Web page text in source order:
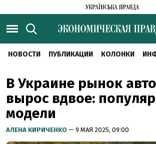
НОВОСТИ ПУБЛИКАЦИИ КОЛОНКИ
В Украине рынок
вырос вдвое:
модели
АЛЕНА КИРИЧЕНКО — 9 МАЯ 2025, 09:00